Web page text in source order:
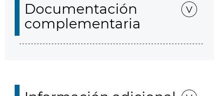
Documentación
complementaria